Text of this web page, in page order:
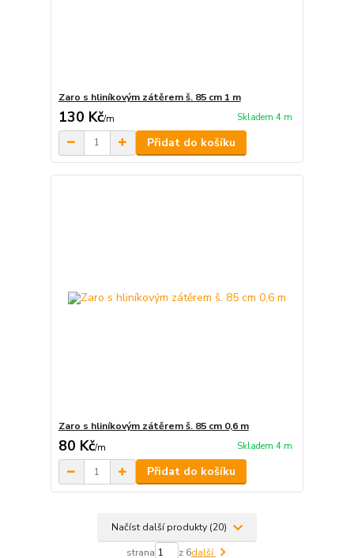
Zaro s hliníkovým zátěrem š. 85 cm 1 m
130 Kč/m Skladem 4 m
Přidat do košíku
Zaro s hliníkovým zátěrem š. 85 cm 0,6 m
80 Kč/m Skladem 4 m
Přidat do košíku
Načíst další produkty (20)
strana z 6další